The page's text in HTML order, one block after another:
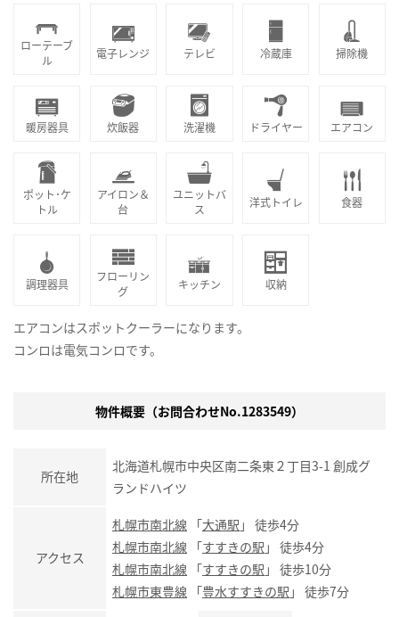
ローテーブ
ル
電子レンジ テレビ 冷蔵庫 掃除機
暖房器具 炊飯器 洗濯機 ドライヤー エアコン
ポット･ケ
トル
アイロン＆
台
ユニットバ
ス
洋式トイレ 食器
調理器具
フローリン
グ
キッチン 収納
エアコンはスポットクーラーになります。
コンロは電気コンロです。
物件概要（お問合わせNo.1283549）
所在地
北海道札幌市中央区南二条東２丁目3-1 創成グ
ランドハイツ
アクセス
札幌市南北線 「大通駅 」 徒歩4分
札幌市南北線 「すすきの駅 」 徒歩4分
札幌市南北線 「すすきの駅 」 徒歩10分
札幌市東豊線 「豊水すすきの駅 」 徒歩7分